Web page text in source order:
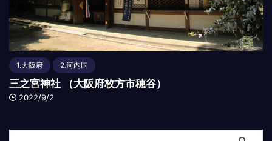
1.大阪府 2.河内国
三之宮神社 （大阪府枚方市穂谷）
2022/9/2